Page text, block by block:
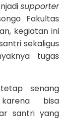
supporter
Fakultas
kegiatan ini
sekaligus
tugas
senang
bisa
santri yang